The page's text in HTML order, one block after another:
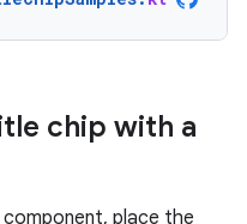
chip with a
place the